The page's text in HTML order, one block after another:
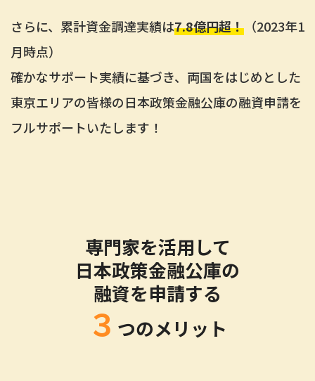
さらに、累計資金調達実績は7.8億円超！ （2023年1
月時点）
確かなサポート実績に基づき、両国をはじめとした
東京エリアの皆様の日本政策金融公庫の融資申請を
フルサポートいたします！
専門家を活用して
日本政策金融公庫の
融資を申請する
３ つのメリット